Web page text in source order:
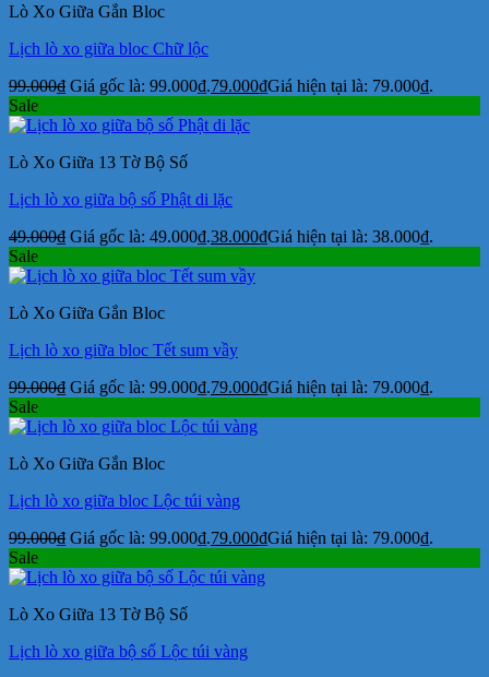
Lò Xo Giữa Gắn Bloc
Lịch lò xo giữa bloc Chữ lộc
99.000₫ Giá gốc là: 99.000₫.79.000₫Giá hiện tại là: 79.000₫.
Sale
Lò Xo Giữa 13 Tờ Bộ Số
Lịch lò xo giữa bộ số Phật di lặc
49.000₫ Giá gốc là: 49.000₫.38.000₫Giá hiện tại là: 38.000₫.
Sale
Lò Xo Giữa Gắn Bloc
Lịch lò xo giữa bloc Tết sum vầy
99.000₫ Giá gốc là: 99.000₫.79.000₫Giá hiện tại là: 79.000₫.
Sale
Lò Xo Giữa Gắn Bloc
Lịch lò xo giữa bloc Lộc túi vàng
99.000₫ Giá gốc là: 99.000₫.79.000₫Giá hiện tại là: 79.000₫.
Sale
Lò Xo Giữa 13 Tờ Bộ Số
Lịch lò xo giữa bộ số Lộc túi vàng